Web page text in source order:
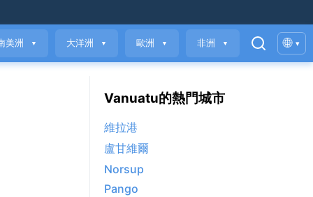
美洲 ▼ 大洋洲 ▼ 歐洲 ▼ 非洲 ▼ 🌐 ▾
Vanuatu的熱門城市
維拉港
盧甘維爾
Norsup
Pango